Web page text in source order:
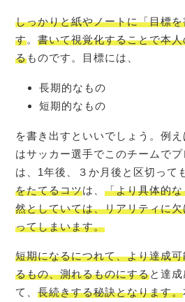
しっかりと紙やノートに「目標
す。書いて視覚化することで本
るものです。目標には、
長期的なもの
短期的なもの
を書き出すといいでしょう。例
はサッカー選手でこのチームで
は、1年後、３か月後と区切って
をたてるコツは、「より具体的
然としていては、リアリティに
ってしまいます。
短期になるにつれて、より達成
るもの、測れるものにすると達
て、長続きする秘訣となります。